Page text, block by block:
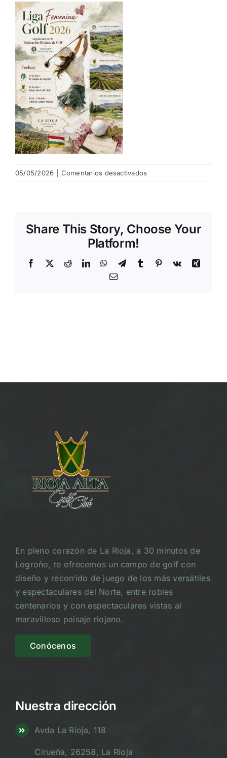
NOTICIAS
HAZTE SOCIO
OFERTAS
RESERVAR
05/05/2026 Comentarios desactivados
Share This Story, Choose Your
Platform!
Facebook
X RedditLinkedInWhatsApp
TelegramTumblr Pinterest
Vk
Xing
Email
En pleno corazón de La Rioja, a 30 minutos de
Logroño, te ofrecemos un campo de golf con
diseño y recorrido de juego de los más versátiles
y espectaculares del Norte, entre robles
centenarios y con espectaculares vistas al
maravilloso paisaje riojano.
Conócenos
Nuestra dirección
Avda La Rioja, 118
Cirueña, 26258, La Rioja